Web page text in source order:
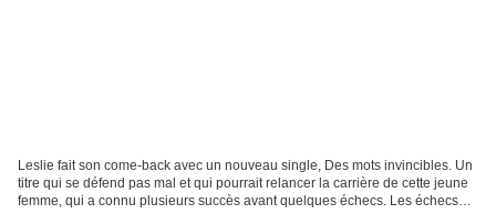
Leslie fait son come-back avec un nouveau single, Des mots invincibles. Un
titre qui se défend pas mal et qui pourrait relancer la carrière de cette jeune
femme, qui a connu plusieurs succès avant quelques échecs. Les échecs